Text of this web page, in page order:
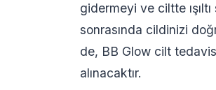
gidermeyi ve ciltte
sonrasında cildinizi
de, BB Glow cilt
alınacaktır.